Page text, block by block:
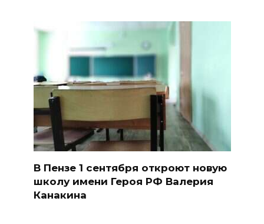
В Пензе 1 сентября откроют новую
школу имени Героя РФ Валерия
Канакина